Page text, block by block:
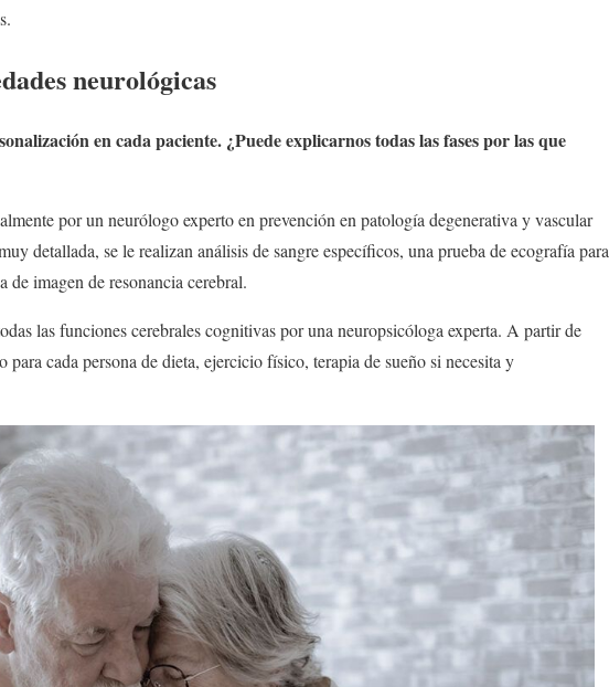
neurológicas
en cada paciente. ¿Puede explicarnos todas las fases por las que
por un neurólogo experto en prevención en patología degenerativa y vascular
detallada, se le realizan análisis de sangre específicos, una prueba de ecografía para
imagen de resonancia cerebral.
las funciones cerebrales cognitivas por una neuropsicóloga experta. A partir de
cada persona de dieta, ejercicio físico, terapia de sueño si necesita y